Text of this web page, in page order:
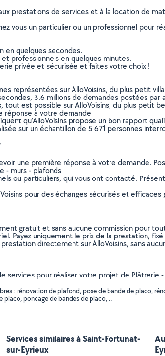
prestations de services et à la location de
vous un particulier ou un professionnel pour
en quelques secondes.
professionnels en quelques minutes.
privée et sécurisée et faites votre choix !
représentées sur AlloVoisins, du plus petit
3.6 millions de demandes postées par
est possible sur AlloVoisins, du plus petit
réponse à votre demande
qu’AlloVoisins propose un bon rapport
sur un échantillon de 5 671 personnes
une première réponse à votre demande.
- murs - plafonds
ou particuliers, qui vous ont contacté.
pour des échanges sécurisés et efficaces
gratuit et sans aucune commission pour
Payez uniquement le prix de la prestation,
directement sur AlloVoisins, sans
services pour réaliser votre projet de Plâtrerie
: rénovation de plafond, pose de bande de placo,
placo, poncage de bandes de placo, ..
Services similaires à Saint-Fortunat-
sur-Eyrieux